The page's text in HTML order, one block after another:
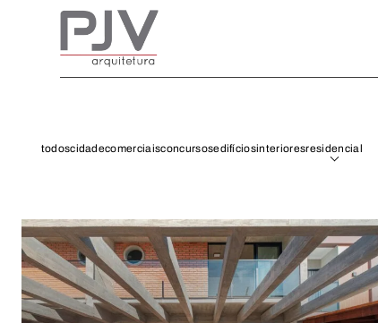
todoscidadecomerciaisconcursosedifíciosinterioresresidencial